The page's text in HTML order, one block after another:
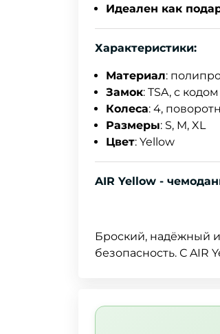
Идеален как
Характеристики:
Материал:
Замок: TSA, с кодом
Колеса: 4,
Размеры: S, M, XL
Цвет: Yellow
AIR Yellow -
Броский, надёжный
безопасность. С AIR